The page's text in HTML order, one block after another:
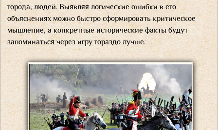
города, людей. Выявляя логические ошибки в его
объяснениях можно быстро сформировать критическое
мышление, а конкретные исторические факты будут
запоминаться через игру гораздо лучше.